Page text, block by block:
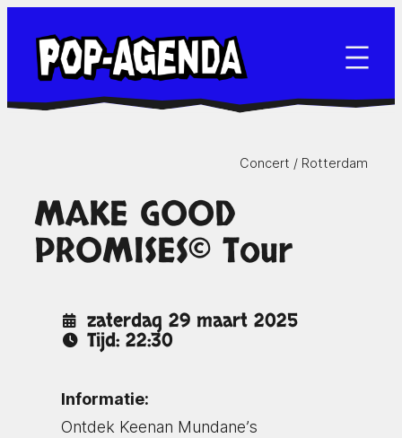
naar
inhoud
Concert / Rotterdam
MAKE GOOD
PROMISES© Tour
zaterdag 29 maart 2025
Tijd: 22:30
Informatie:
Ontdek Keenan Mundane’s